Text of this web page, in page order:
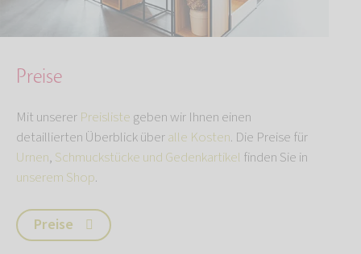
Preise
Mit unserer Preisliste geben wir Ihnen einen
detaillierten Überblick überalle Kosten. Die Preise für
Urnen, Schmuckstücke und Gedenkartikel finden Sie in
unserem Shop.
Preise